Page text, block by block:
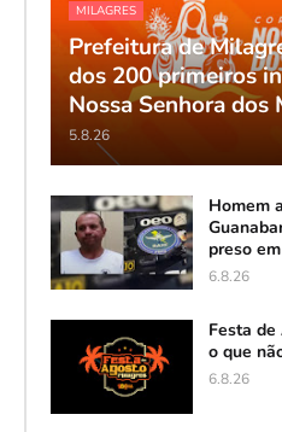
MILAGRES
Prefeitura de
dos 200 primeiros
Nossa Senhora dos
5.8.26
Homem
preso
6.8.26
Festa de
o que
6.8.26